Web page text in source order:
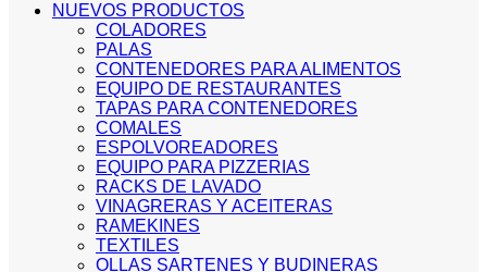
NUEVOS PRODUCTOS
COLADORES
PALAS
CONTENEDORES PARA ALIMENTOS
EQUIPO DE RESTAURANTES
TAPAS PARA CONTENEDORES
COMALES
ESPOLVOREADORES
EQUIPO PARA PIZZERIAS
RACKS DE LAVADO
VINAGRERAS Y ACEITERAS
RAMEKINES
TEXTILES
OLLAS SARTENES Y BUDINERAS